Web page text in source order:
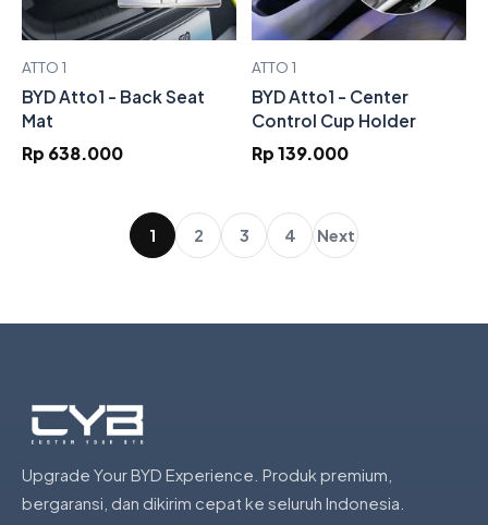
ATTO 1
BYD Atto1 - Back Seat
Mat
Rp 638.000
ATTO 1
BYD Atto1 - Center
Control Cup Holder
Rp 139.000
1 2 3 4 Next
Upgrade Your BYD Experience. Produk premium,
bergaransi, dan dikirim cepat ke seluruh Indonesia.